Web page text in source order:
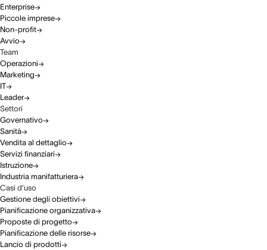
Enterprise
Piccole imprese
Non-profit
Avvio
Team
Operazioni
Marketing
IT
Leader
Settori
Governativo
Sanità
Vendita al dettaglio
Servizi finanziari
Istruzione
Industria manifatturiera
Casi d’uso
Gestione degli obiettivi
Pianificazione organizzativa
Proposte di progetto
Pianificazione delle risorse
Lancio di prodotti